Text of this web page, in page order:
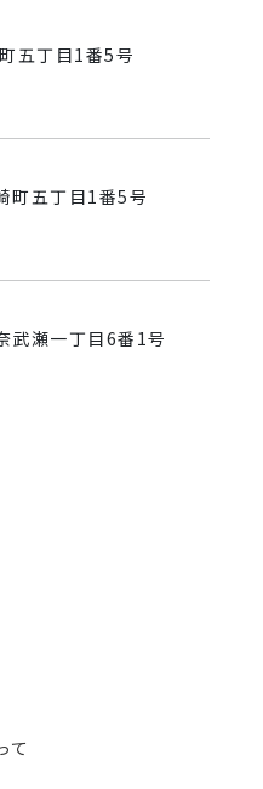
五丁目1番5号
五丁目1番5号
瀬一丁目6番1号
て